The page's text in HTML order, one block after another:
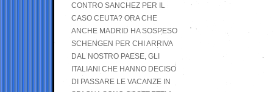
CONTRO SANCHEZ PER IL
CASO CEUTA? ORA CHE
ANCHE MADRID HA SOSPESO
SCHENGEN PER CHI ARRIVA
DAL NOSTRO PAESE, GLI
ITALIANI CHE HANNO DECISO
DI PASSARE LE VACANZE IN